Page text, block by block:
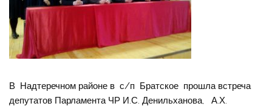
В Надтеречном районе в с/п Братское прошла встреча
депутатов Парламента ЧР И.С. Денильханова, А.Х.